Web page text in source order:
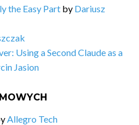
the Easy Part by Dariusz
Using a Second Claude as a
Jasion
Allegro Tech